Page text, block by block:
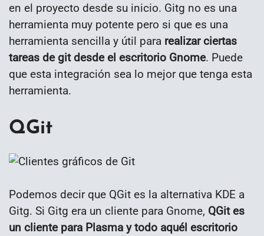
en el proyecto desde su inicio. Gitg no es una
herramienta muy potente pero si que es una
herramienta sencilla y útil para realizar ciertas
tareas de git desde el escritorio Gnome. Puede
que esta integración sea lo mejor que tenga esta
herramienta.
QGit
Podemos decir que QGit es la alternativa KDE a
Gitg. Si Gitg era un cliente para Gnome, QGit es
un cliente para Plasma y todo aquél escritorio